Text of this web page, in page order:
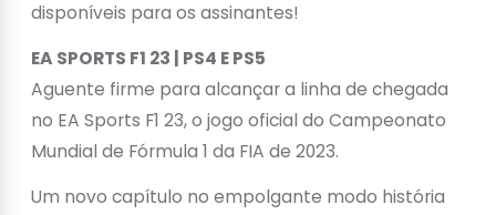
disponíveis para os assinantes!
EA SPORTS F1 23 | PS4 E PS5
Aguente firme para alcançar a linha de chegada
no EA Sports F1 23, o jogo oficial do Campeonato
Mundial de Fórmula 1 da FIA de 2023.
Um novo capítulo no empolgante modo história